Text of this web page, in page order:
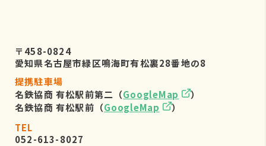
〒458-0824
愛知県名古屋市緑区鳴海町有松裏28番地の8
提携駐車場
名鉄協商 有松駅前第二（GoogleMap
）
名鉄協商 有松駅前（GoogleMap
）
TEL
052-613-8027